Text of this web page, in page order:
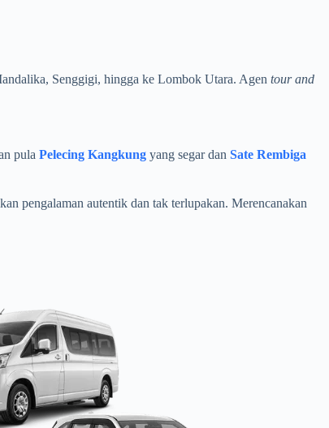
Senggigi, hingga ke Lombok Utara. Agen tour and
pula Pelecing Kangkung yang segar dan Sate Rembiga
pengalaman autentik dan tak terlupakan. Merencanakan